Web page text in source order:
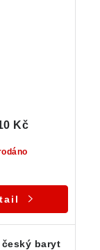
Kč
baryt